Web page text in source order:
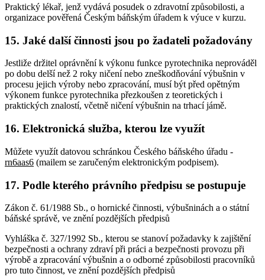
Praktický lékař, jenž vydává posudek o zdravotní způsobilosti, a
organizace pověřená Českým báňským úřadem k výuce v kurzu.
15. Jaké další činnosti jsou po žadateli požadovány
Jestliže držitel oprávnění k výkonu funkce pyrotechnika neprováděl
po dobu delší než 2 roky ničení nebo zneškodňování výbušnin v
procesu jejich výroby nebo zpracování, musí být před opětným
výkonem funkce pyrotechnika přezkoušen z teoretických i
praktických znalostí, včetně ničení výbušnin na trhací jámě.
16. Elektronická služba, kterou lze využít
Můžete využít datovou schránkou Českého báňského úřadu -
rn6aas6 (mailem se zaručeným elektronickým podpisem).
17. Podle kterého právního předpisu se postupuje
Zákon č. 61/1988 Sb., o hornické činnosti, výbušninách a o státní
báňské správě, ve znění pozdějších předpisů
Vyhláška č. 327/1992 Sb., kterou se stanoví požadavky k zajištění
bezpečnosti a ochrany zdraví při práci a bezpečnosti provozu při
výrobě a zpracování výbušnin a o odborné způsobilosti pracovníků
pro tuto činnost, ve znění pozdějších předpisů